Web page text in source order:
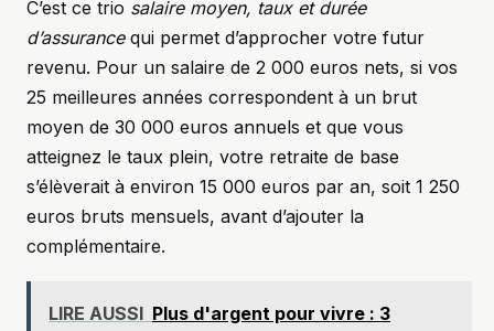
C’est ce trio salaire moyen, taux et durée
d’assurancequi permet d’approcher votre futur
revenu. Pour un salaire de 2 000 euros nets, si vos
25 meilleures années correspondent à un brut
moyen de 30 000 euros annuels et que vous
atteignez le taux plein, votre retraite de base
s’élèverait à environ 15 000 euros par an, soit 1 250
euros bruts mensuels, avant d’ajouter la
complémentaire.
LIRE AUSSI Plus d'argent pour vivre : 3